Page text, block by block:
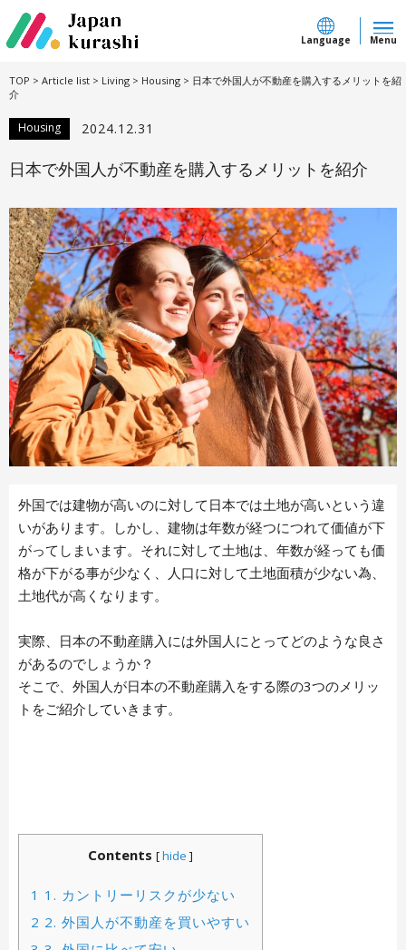
Language Menu
TOP > Article list > Living > Housing > 日本で外国人が不動産を購入するメリットを紹
介
Housing 2024.12.31
日本で外国人が不動産を購入するメリットを紹介
外国では建物が高いのに対して日本では土地が高いという違
いがあります。しかし、建物は年数が経つにつれて価値が下
がってしまいます。それに対して土地は、年数が経っても価
格が下がる事が少なく、人口に対して土地面積が少ない為、
土地代が高くなります。
実際、日本の不動産購入には外国人にとってどのような良さ
があるのでしょうか？
そこで、外国人が日本の不動産購入をする際の3つのメリッ
トをご紹介していきます。
Contents [hide ]
1 1. カントリーリスクが少ない
2 2. 外国人が不動産を買いやすい